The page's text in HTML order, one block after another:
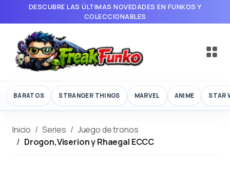
DESCUBRE LAS ÚLTIMAS NOVEDADES EN FUNKOS Y
COLECCIONABLES
BARATOS STRANGER THINGS MARVEL ANIME STAR
Inicio Series
Juego de tronos
Drogon,Viserion y Rhaegal ECCC